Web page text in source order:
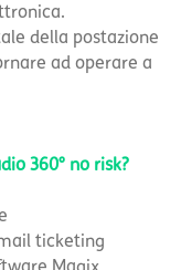
della postazione
ad operare a
360° no risk?
ticketing